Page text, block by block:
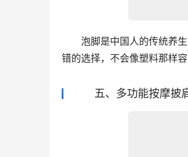
泡脚是中国人的传统养生
错的选择，不会像塑料那样
五、多功能按摩披